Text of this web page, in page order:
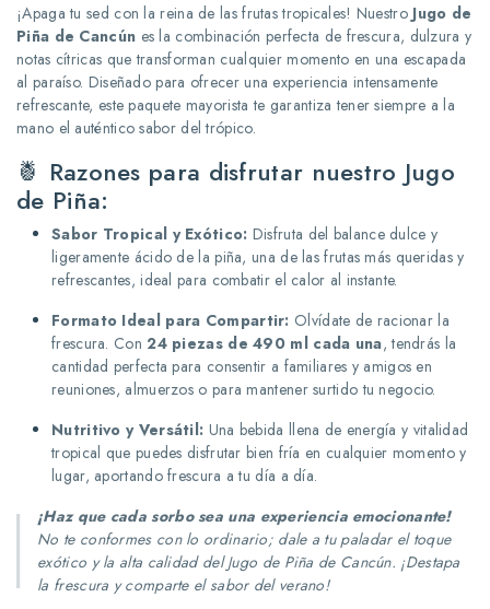
¡Apaga tu sed con la reina de las frutas tropicales! Nuestro Jugo de
Piña de Cancún es la combinación perfecta de frescura, dulzura y
notas cítricas que transforman cualquier momento en una escapada
al paraíso. Diseñado para ofrecer una experiencia intensamente
refrescante, este paquete mayorista te garantiza tener siempre a la
mano el auténtico sabor del trópico.
🍍 Razones para disfrutar nuestro Jugo
de Piña:
Sabor Tropical y Exótico: Disfruta del balance dulce y
ligeramente ácido de la piña, una de las frutas más queridas y
refrescantes, ideal para combatir el calor al instante.
Formato Ideal para Compartir: Olvídate de racionar la
frescura. Con 24 piezas de 490 ml cada una, tendrás la
cantidad perfecta para consentir a familiares y amigos en
reuniones, almuerzos o para mantener surtido tu negocio.
Nutritivo y Versátil: Una bebida llena de energía y vitalidad
tropical que puedes disfrutar bien fría en cualquier momento y
lugar, aportando frescura a tu día a día.
¡Haz que cada sorbo sea una experiencia emocionante!
No te conformes con lo ordinario; dale a tu paladar el toque
exótico y la alta calidad del Jugo de Piña de Cancún. ¡Destapa
la frescura y comparte el sabor del verano!